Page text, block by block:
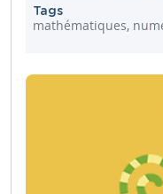
Tags
mathématiques,